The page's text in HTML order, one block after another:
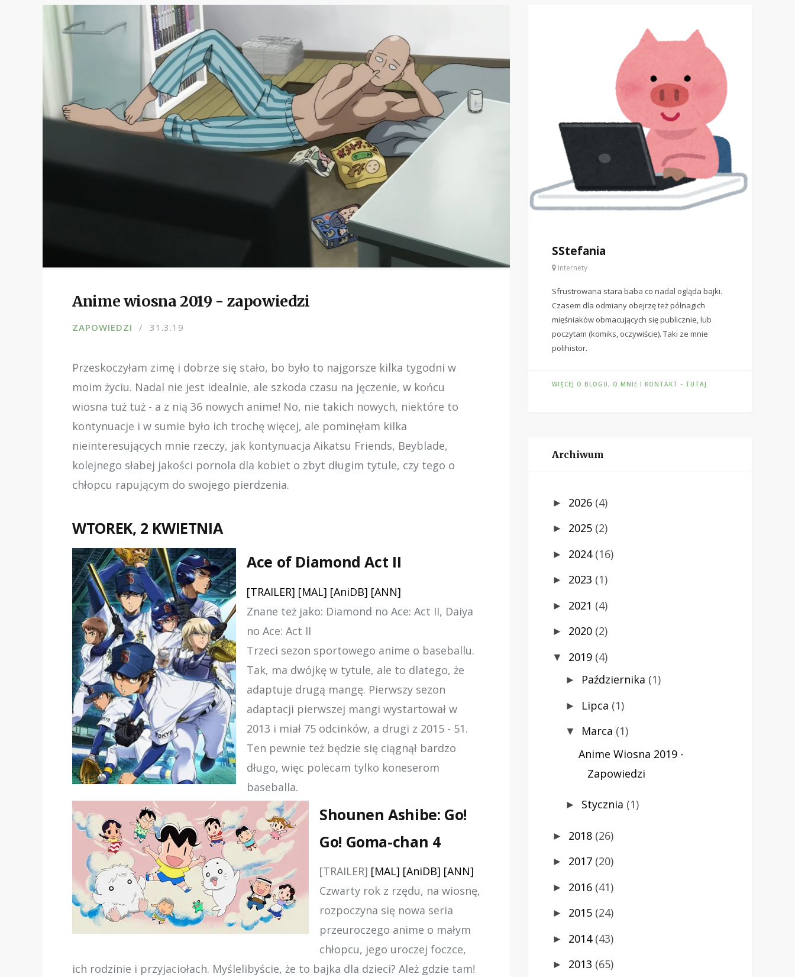
Anime wiosna 2019 - zapowiedzi
ZAPOWIEDZI 31.3.19
Przeskoczyłam zimę i dobrze się stało, bo było to najgorsze kilka tygodni w
moim życiu. Nadal nie jest idealnie, ale szkoda czasu na jęczenie, w końcu
wiosna tuż tuż - a z nią 36 nowych anime! No, nie takich nowych, niektóre to
kontynuacje i w sumie było ich trochę więcej, ale pominęłam kilka
nieinteresujących mnie rzeczy, jak kontynuacja Aikatsu Friends, Beyblade,
kolejnego słabej jakości pornola dla kobiet o zbyt długim tytule, czy tego o
chłopcu rapującym do swojego pierdzenia.
WTOREK, 2 KWIETNIA
Ace of Diamond Act II
[TRAILER] [MAL] [AniDB] [ANN]
Znane też jako: Diamond no Ace: Act II, Daiya
no Ace: Act II
Trzeci sezon sportowego anime o baseballu.
Tak, ma dwójkę w tytule, ale to dlatego, że
adaptuje drugą mangę. Pierwszy sezon
adaptacji pierwszej mangi wystartował w
2013 i miał 75 odcinków, a drugi z 2015 - 51.
Ten pewnie też będzie się ciągnął bardzo
długo, więc polecam tylko koneserom
baseballa.
Shounen Ashibe: Go!
Go! Goma-chan 4
[TRAILER] [MAL] [AniDB] [ANN]
Czwarty rok z rzędu, na wiosnę,
rozpoczyna się nowa seria
przeuroczego anime o małym
chłopcu, jego uroczej foczce,
ich rodzinie i przyjaciołach. Myślelibyście, że to bajka dla dzieci? Ależ gdzie tam!
SStefania
Internety
Sfrustrowana stara baba co nadal ogląda bajki.
Czasem dla odmiany obejrzę też półnagich
mięśniaków obmacujących się publicznie, lub
poczytam (komiks, oczywiście). Taki ze mnie
polihistor.
WIĘCEJ O BLOGU, O MNIE I KONTAKT - TUTAJ
Archiwum
► 2026 (4)
► 2025 (2)
► 2024 (16)
► 2023 (1)
► 2021 (4)
► 2020 (2)
▼ 2019 (4)
► Października (1)
► Lipca (1)
▼ Marca (1)
Anime Wiosna 2019 -
Zapowiedzi
► Stycznia (1)
► 2018 (26)
► 2017 (20)
► 2016 (41)
► 2015 (24)
► 2014 (43)
► 2013 (65)